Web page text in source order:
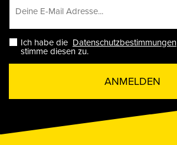
Ich habe die Datenschutzbestimmungen
stimme diesen zu.
ANMELDEN